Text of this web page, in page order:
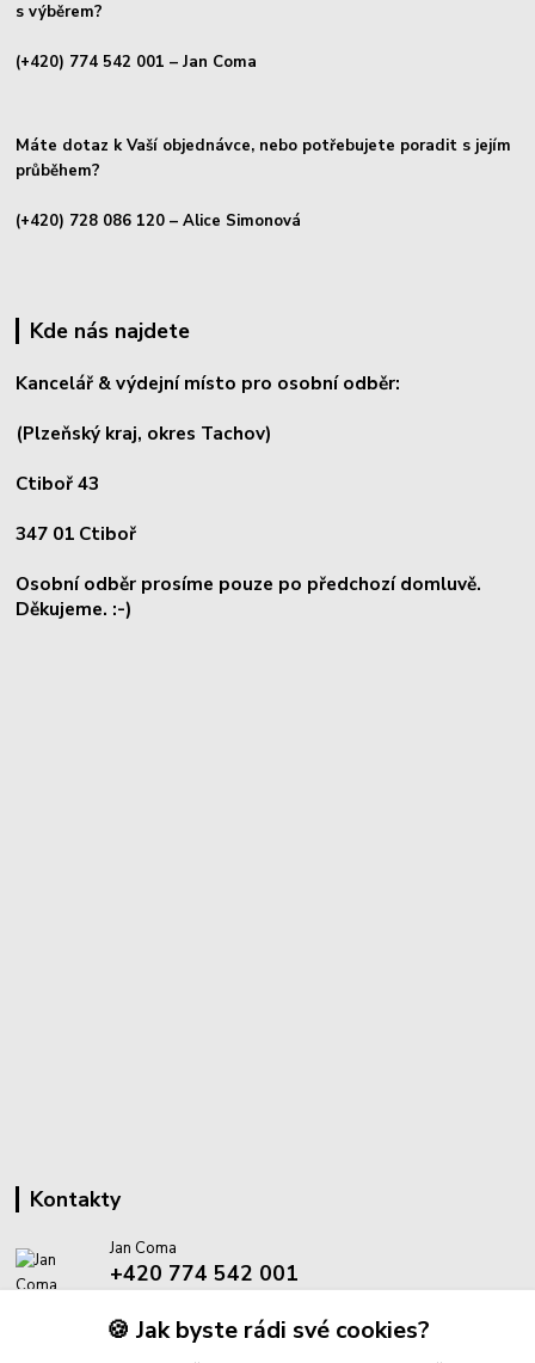
s výběrem?
(+420) 774 542 001 – Jan Coma
Máte dotaz k Vaší objednávce, nebo potřebujete poradit s jejím
průběhem?
(+420) 728 086 120 – Alice Simonová
Kde nás najdete
Kancelář & výdejní místo pro osobní odběr:
(Plzeňský kraj, okres Tachov)
Ctiboř 43
347 01 Ctiboř
Osobní odběr prosíme pouze po předchozí domluvě.
Děkujeme. :-)
Kontakty
Jan Coma
+420 774 542 001
info@proantik.cz🍪 Jak byste rádi své cookies?